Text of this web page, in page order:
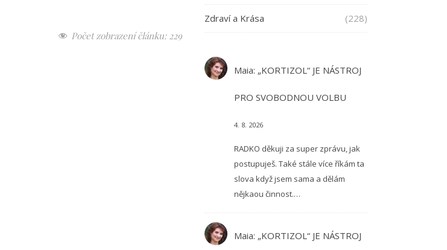
Počet zobrazení článku: 229
Zdraví a Krása (228)
Maia: „KORTIZOL“ JE NÁSTROJ
PRO SVOBODNOU VOLBU
4. 8. 2026
RADKO děkuji za super zprávu, jak
postupuješ. Také stále více říkám ta
slova když jsem sama a dělám
nějkaou činnost.…
Maia: „KORTIZOL“ JE NÁSTROJ